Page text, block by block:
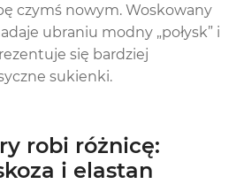
czymś nowym. Woskowany
ubraniu modny „połysk” i
się bardziej
sukienki.
robi różnicę:
i elastan